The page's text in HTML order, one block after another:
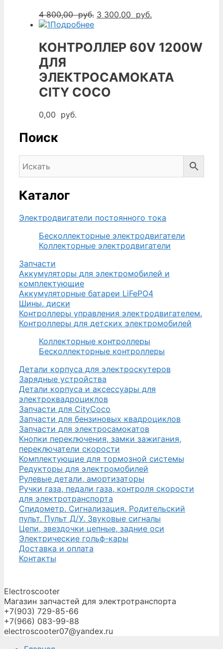
4 800,00руб. Первоначальная
4
800,00
3 300,00 руб.
300,00
руб..
Подробнее
КОНТРОЛЛЕР 60V 1200W
ДЛЯ
ЭЛЕКТРОСАМОКАТА
CITY COCO
0,00 руб.
Поиск
Каталог
Электродвигатели постоянного тока
Бесколлекторные электродвигатели
Коллекторные электродвигатели
Запчасти
Аккумуляторы для электромобилей и
комплектующие
Аккумуляторные батареи LiFePO4
Шины, диски
Контроллеры управления электродвигателем.
Контроллеры для детских электромобилей
Коллекторные контроллеры
Бесколлекторные контроллеры
Детали корпуса для электроскутеров
Зарядные устройства
Детали корпуса и аксессуары для
электроквадроциклов
Запчасти для CityCoco
Запчасти для бензиновых квадроциклов
Запчасти для электросамокатов
Кнопки переключения, замки зажигания,
переключатели скорости
Комплектующие для тормозной системы
Редукторы для электромобилей
Рулевые детали, амортизаторы
Ручки газа, педали газа, контроля скорости
для электротранспорта
Спидометр. Сигнализация. Родительский
пульт. Пульт Д/У. Звуковые сигналы
Цепи, звездочки цепные, задние оси
Электрические гольф-кары
Доставка и оплата
Контакты
Electroscooter
Магазин запчастей для электротранспорта
+7(903) 729-85-66
+7(966) 083-99-88
electroscooter07@yandex.ru